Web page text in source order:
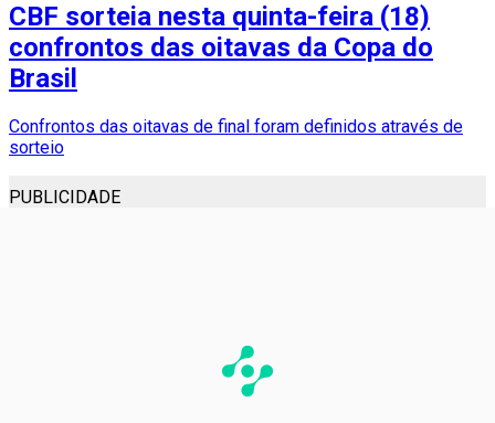
CBF sorteia nesta quinta-feira (18)
confrontos das oitavas da Copa do
Brasil
Confrontos das oitavas de final foram definidos através de
sorteio
PUBLICIDADE